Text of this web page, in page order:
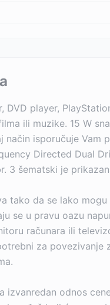
DVD player,
ili muzike. 15 W
način isporučuje
Directed Dual
3 šematski je
tako da se lako
se u pravu oazu
računara ili
za
izvanredan odnos